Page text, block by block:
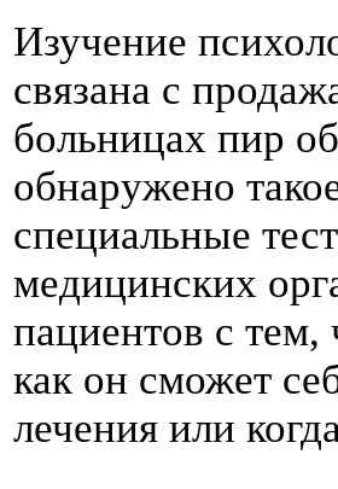
Изучение
связана с
больницах пир
обнаружено
специальные
медицинских
пациентов с тем,
как он сможет
лечения или